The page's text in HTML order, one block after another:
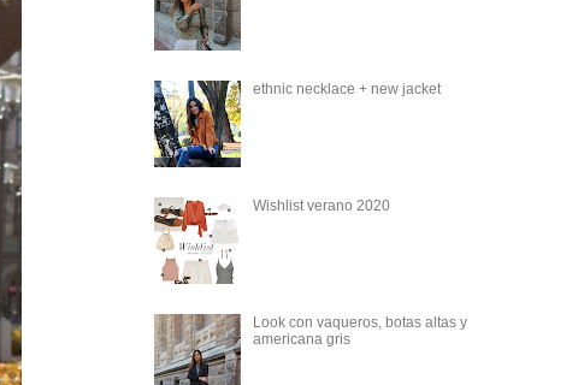
ethnic necklace + new jacket
Wishlist verano 2020
Look con vaqueros, botas altas y
americana gris